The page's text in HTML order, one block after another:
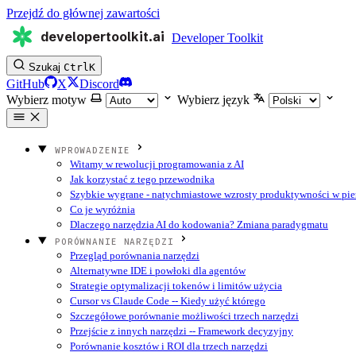
Przejdź do głównej zawartości
developertoolkit.ai Developer Toolkit
Szukaj CtrlK
GitHub X
Discord
Wybierz motyw
Wybierz język
WPROWADZENIE
Witamy w rewolucji programowania z AI
Jak korzystać z tego przewodnika
Szybkie wygrane - natychmiastowe wzrosty produktywności w
Co je wyróżnia
Dlaczego narzędzia AI do kodowania? Zmiana paradygmatu
PORÓWNANIE NARZĘDZI
Przegląd porównania narzędzi
Alternatywne IDE i powłoki dla agentów
Strategie optymalizacji tokenów i limitów użycia
Cursor vs Claude Code -- Kiedy użyć którego
Szczegółowe porównanie możliwości trzech narzędzi
Przejście z innych narzędzi -- Framework decyzyjny
Porównanie kosztów i ROI dla trzech narzędzi